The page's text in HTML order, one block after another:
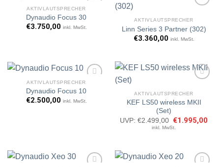
Artikel
AKTIVLAUTSPRECHER
Dynaudio Focus 30
€3.750,00 inkl. MwSt.
Artikel
merken
AKTIVLAUTSPRECHER
Linn Series 3 Partner (302)
€3.360,00 inkl. MwSt.
Artikel
AKTIVLAUTSPRECHER
Dynaudio Focus 10
€2.500,00 inkl. MwSt.
Artikel
AKTIVLAUTSPRECHER
KEF LS50 wireless MKII
(Set)
UVP: €2.499,00
Ursprünglicher
Preis
€1.995,00
inkl. MwSt.